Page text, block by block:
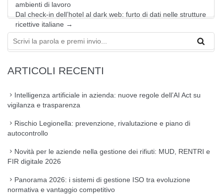
ambienti di lavoro
Dal check-in dell’hotel al dark web: furto di dati nelle strutture
ricettive italiane →
ARTICOLI RECENTI
Intelligenza artificiale in azienda: nuove regole dell’AI Act su
vigilanza e trasparenza
Rischio Legionella: prevenzione, rivalutazione e piano di
autocontrollo
Novità per le aziende nella gestione dei rifiuti: MUD, RENTRI e
FIR digitale 2026
Panorama 2026: i sistemi di gestione ISO tra evoluzione
normativa e vantaggio competitivo